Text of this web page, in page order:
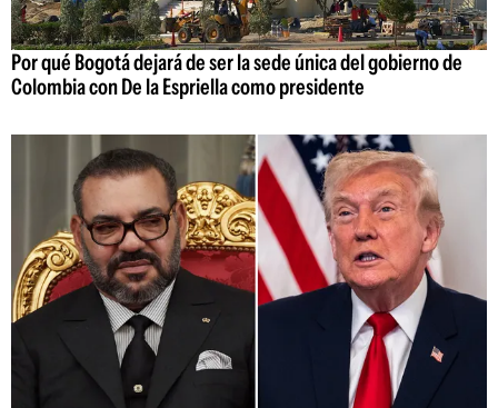
Por qué Bogotá dejará de ser la sede única del gobierno de
Colombia con De la Espriella como presidente